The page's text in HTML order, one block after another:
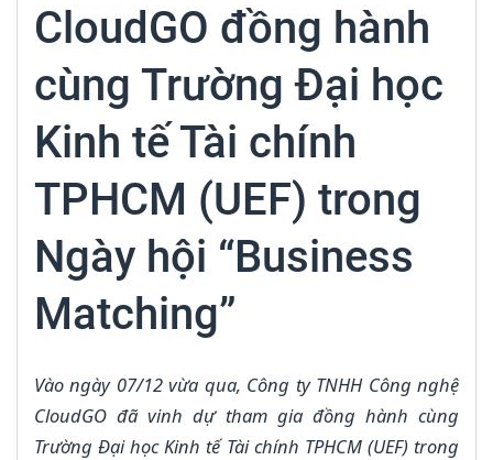
CloudGO đồng hành
cùng Trường Đại học
Kinh tế Tài chính
TPHCM (UEF) trong
Ngày hội “Business
Matching”
Vào ngày 07/12 vừa qua, Công ty TNHH Công nghệ
CloudGO đã vinh dự tham gia đồng hành cùng
Trường Đại học Kinh tế Tài chính TPHCM (UEF) trong